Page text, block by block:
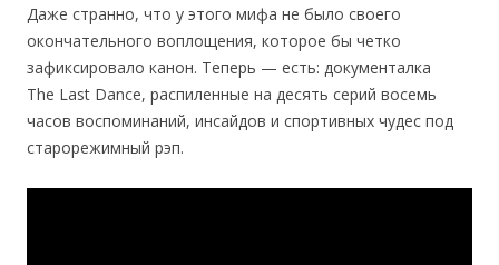
Даже странно, что у этого мифа не было своего
окончательного воплощения, которое бы четко
зафиксировало канон. Теперь — есть: документалка
The Last Dance, распиленные на десять серий восемь
часов воспоминаний, инсайдов и спортивных чудес под
старорежимный рэп.